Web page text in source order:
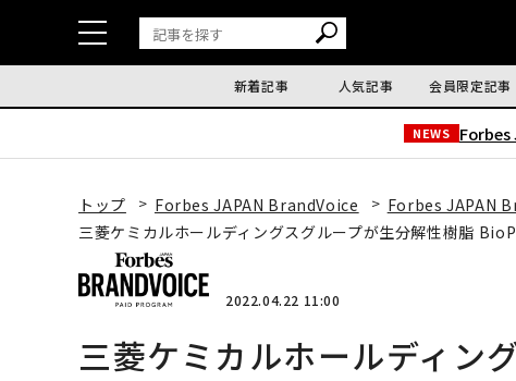
新着記事 人気記事 会員限定記事
NEWS Forbes
トップ Forbes JAPAN BrandVoice
Forbes JAPAN
三菱ケミカルホールディングスグループが生分解性樹脂
2022.04.22 11:00
三菱ケミカルホールディン